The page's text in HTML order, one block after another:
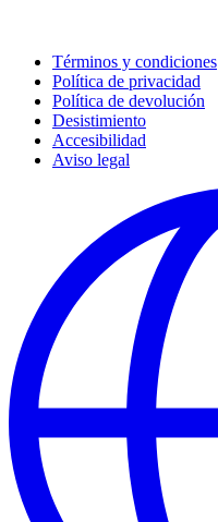
Términos y condiciones
Política de privacidad
Política de devolución
Desistimiento
Accesibilidad
Aviso legal